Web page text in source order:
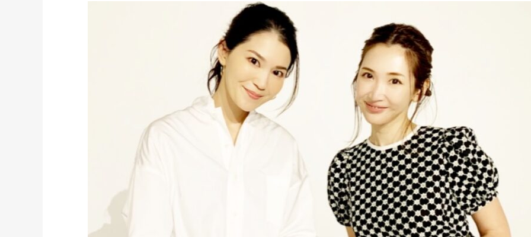
演のお知らせ
皆さん、こんにちは。 今週日曜
日（28日）のTBS「日曜日の初
耳学」に再び出演いたします。 3
回目の出演となりますが、今回も
季節に合った「初耳！」な睡眠知
識をお届けいたしますので、ぜひ
ご覧くださいませ。 友野なおの
書籍 […]